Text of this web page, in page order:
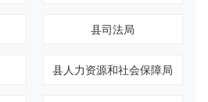
县司法局
县人力资源和社会保障局